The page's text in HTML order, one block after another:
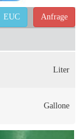
Anfrage
EUC
Liter
Gallone